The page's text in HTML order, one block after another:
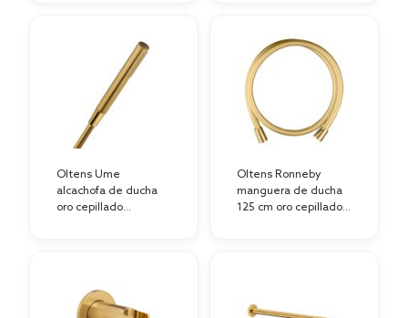
Oltens Ume
alcachofa de ducha
oro cepillado
Oltens Ronneby
manguera de ducha
125 cm oro cepillado